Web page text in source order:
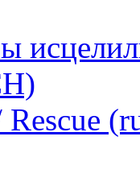
Rescue